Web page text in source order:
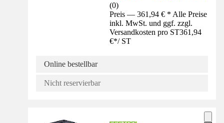
(0)
Preis — 361,94 € * Alle Preise
inkl. MwSt. und ggf. zzgl.
Versandkosten pro ST361,94
€*/ ST
Online bestellbar
Nicht reservierbar